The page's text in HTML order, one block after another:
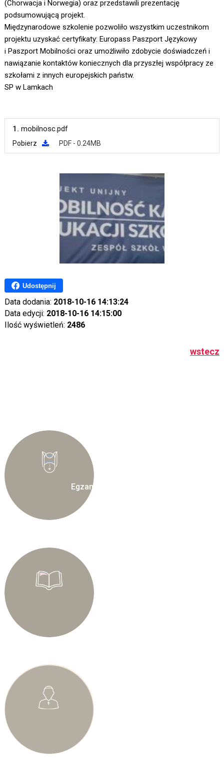
(Chorwacja i Norwegia) oraz przedstawili prezentację
podsumowującą projekt.
Międzynarodowe szkolenie pozwoliło wszystkim uczestnikom
projektu uzyskać certyfikaty: Europass Paszport Językowy
i Paszport Mobilności oraz umożliwiło zdobycie doświadczeń i
nawiązanie kontaktów koniecznych dla przyszłej współpracy ze
szkołami z innych europejskich państw.
SP w Lamkach
1. mobilnosc.pdf
Pobierz PDF - 0.24MB
Udostępnij
Data dodania: 2018-10-16 14:13:24
Data edycji: 2018-10-16 14:15:00
Ilość wyświetleń: 2486
wstecz
Egzamin ósmoklasisty
E-dziennik
Rekrutacja